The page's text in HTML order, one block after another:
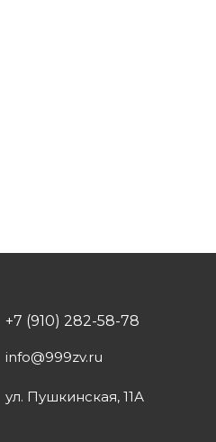
+7 (910) 282-58-78
info@999zv.ru
ул. Пушкинская, 11А